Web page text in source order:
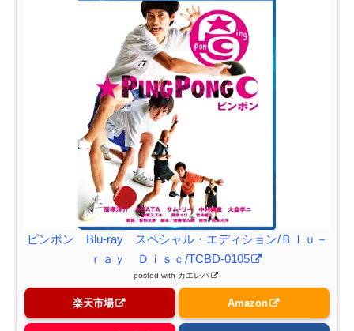
ピンポン Blu-ray スペシャル・エディション/Ｂｌｕ－
ｒａｙ Ｄｉｓｃ/TCBD-0105
posted with カエレバ
楽天市場 Amazon